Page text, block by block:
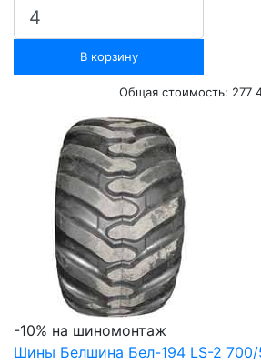
В корзину
Общая стоимость: 277
-10% на шиномонтаж
Шины Белшина Бел-194 LS-2 700/